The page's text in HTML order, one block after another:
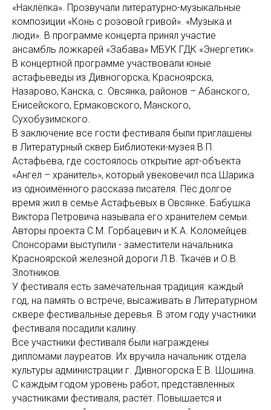
«Наклёпка». Прозвучали литературно-музыкальные
композиции «Конь с розовой гривой». «Музыка и
люди». В программе концерта принял участие
ансамбль ложкарей «Забава» МБУК ГДК «Энергетик».
В концертной программе участвовали юные
астафьеведы из Дивногорска, Красноярска,
Назарово, Канска, с. Овсянка, районов – Абанского,
Енисейского, Ермаковского, Манского,
Сухобузимского.
В заключение все гости фестиваля были приглашены
в Литературный сквер Библиотеки-музея В.П.
Астафьева, где состоялось открытие арт-объекта
«Ангел – хранитель», который увековечил пса Шарика
из одноимённого рассказа писателя. Пёс долгое
время жил в семье Астафьевых в Овсянке. Бабушка
Виктора Петровича называла его хранителем семьи.
Авторы проекта С.М. Горбацевич и К.А. Коломейцев.
Спонсорами выступили - заместители начальника
Красноярской железной дороги Л.В. Ткачёв и О.В.
Злотников.
У фестиваля есть замечательная традиция: каждый
год, на память о встрече, высаживать в Литературном
сквере фестивальные деревья. В этом году участники
фестиваля посадили калину.
Все участники фестиваля были награждены
дипломами лауреатов. Их вручила начальник отдела
культуры администрации г. Дивногорска Е.В. Шошина.
С каждым годом уровень работ, представленных
участниками фестиваля, растёт. Повышается и